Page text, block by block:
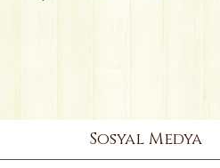
Sosyal Medya